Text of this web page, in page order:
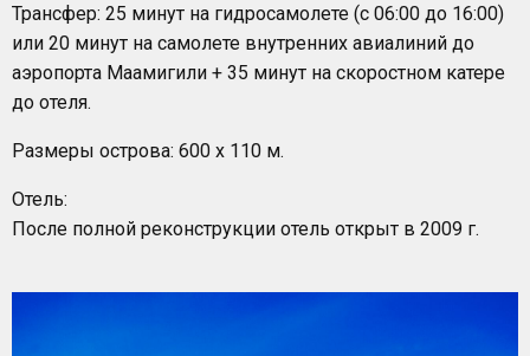
Трансфер: 25 минут на гидросамолете (с 06:00 до 16:00)
или 20 минут на самолете внутренних авиалиний до
аэропорта Маамигили + 35 минут на скоростном катере
до отеля.
Размеры острова: 600 x 110 м.
Отель:
После полной реконструкции отель открыт в 2009 г.